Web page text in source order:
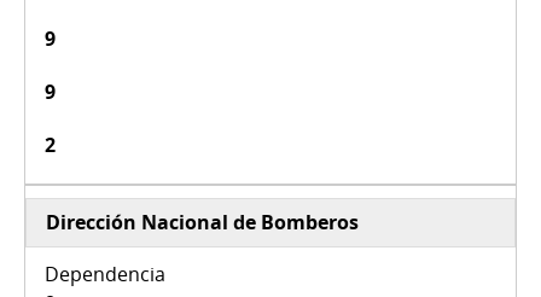
9
9
2
Dirección Nacional de Bomberos